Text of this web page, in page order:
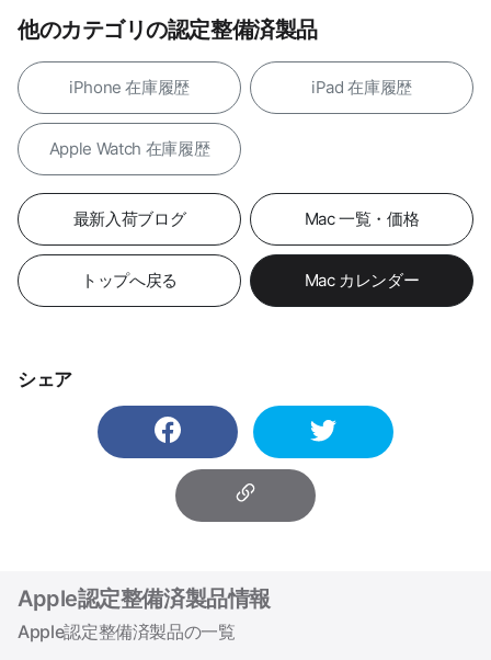
他のカテゴリの認定整備済製品
iPhone 在庫履歴 iPad 在庫履歴
Apple Watch 在庫履歴
最新入荷ブログ Mac 一覧・価格
トップへ戻る Mac カレンダー
シェア
Apple認定整備済製品情報
Apple認定整備済製品の一覧